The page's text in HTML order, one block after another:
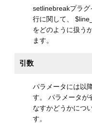
setlinebreakプラ
行に関して、
をどのように扱う
ます。
引数
パラメータには以
す。 パラメータが
なすかどうかにつ
す。